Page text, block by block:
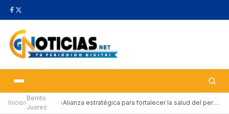
Inicio›
Benito
Juarez
› Alianza estratégica para fortalecer la salud del personal de seg…